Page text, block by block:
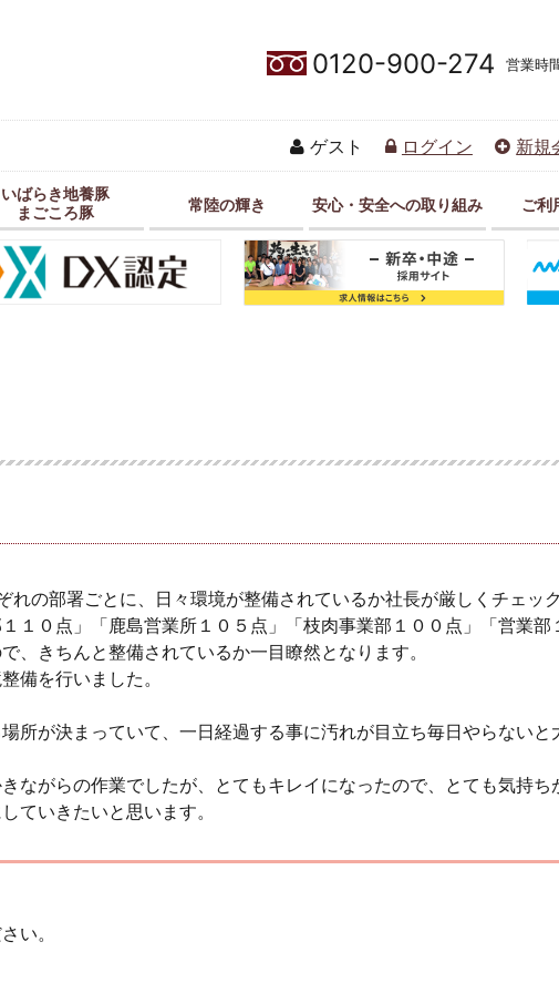
0120-900-274 営業時
ゲスト ログイン 新規
いばらき地養豚
まごころ豚
常陸の輝き 安心・安全への取り組み ご利
の部署ごとに、日々環境が整備されているか社長が厳しくチェック
１０点」「鹿島営業所１０５点」「枝肉事業部１００点」「営業部
、きちんと整備されているか一目瞭然となります。
備を行いました。
所が決まっていて、一日経過する事に汚れが目立ち毎日やらないと
ながらの作業でしたが、とてもキレイになったので、とても気持ち
ていきたいと思います。
い。